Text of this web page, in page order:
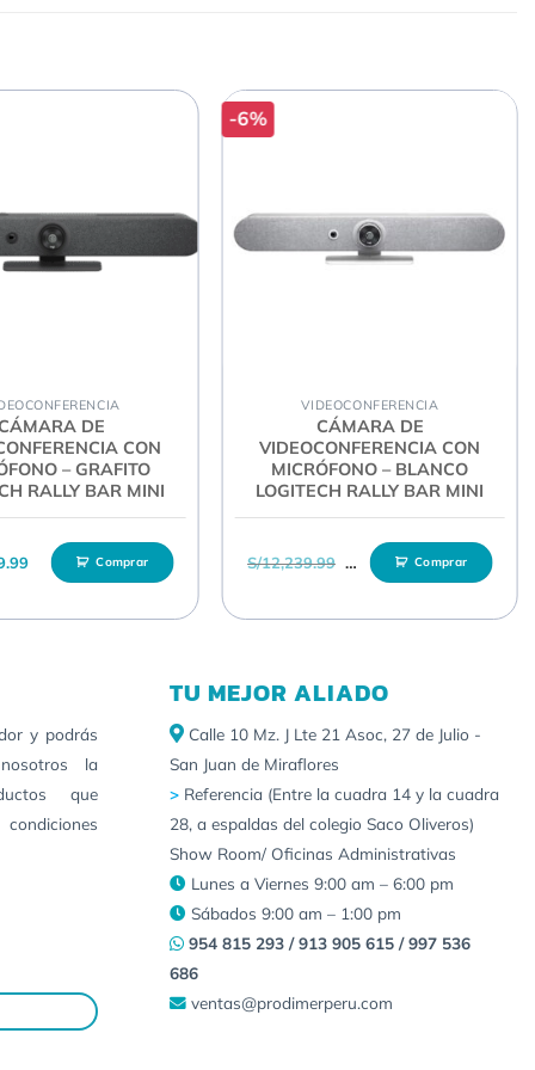
Además, está integrado directamente; no se necesita
relevantes, incluidos el lenguaje corporal y las
un camarógrafo en la sala.
El conjunto de seis micrófonos te ofrece la
CLARA
Además, las conversaciones ajenas se mantienen
de software y realice cambios en la configuración
la necesidad del equipo de TI de “correr de
video en la nube para disfrutar de una experiencia
basada en estándares para conectarte a diferentes
DE
CON
– GRAFITO
RALLY BAR MINI
Comprar
-6%
VIDEOCONFERENCIA
CÁMARA DE
VIDEOCONFERENCIA CON
MICRÓFONO – BLANCO
LOGITECH RALLY BAR MINI
S/12,239.99 El precio original era: S/
S/ 11,469.99El precio
Comprar
y podrás
la
que
TU MEJOR ALIADO
Calle 10 Mz. J Lte 21 Asoc, 27 de Julio -
San Juan de Miraflores
> Referencia (Entre la cuadra 14 y la cuadra
28, a espaldas del colegio Saco Oliveros)
Show Room/ Oficinas Administrativas
Lunes a Viernes 9:00 am – 6:00 pm
Sábados 9:00 am – 1:00 pm
954 815 293 / 913 905 615 / 997 536
686
ventas@prodimerperu.com